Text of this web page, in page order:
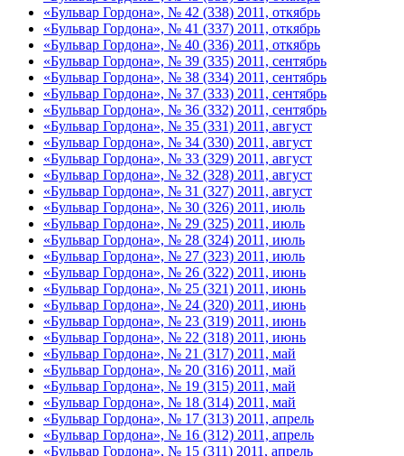
«Бульвар Гордона», № 42 (338) 2011, откябрь
«Бульвар Гордона», № 41 (337) 2011, откябрь
«Бульвар Гордона», № 40 (336) 2011, откябрь
«Бульвар Гордона», № 39 (335) 2011, сентябрь
«Бульвар Гордона», № 38 (334) 2011, сентябрь
«Бульвар Гордона», № 37 (333) 2011, сентябрь
«Бульвар Гордона», № 36 (332) 2011, сентябрь
«Бульвар Гордона», № 35 (331) 2011, август
«Бульвар Гордона», № 34 (330) 2011, август
«Бульвар Гордона», № 33 (329) 2011, август
«Бульвар Гордона», № 32 (328) 2011, август
«Бульвар Гордона», № 31 (327) 2011, август
«Бульвар Гордона», № 30 (326) 2011, июль
«Бульвар Гордона», № 29 (325) 2011, июль
«Бульвар Гордона», № 28 (324) 2011, июль
«Бульвар Гордона», № 27 (323) 2011, июль
«Бульвар Гордона», № 26 (322) 2011, июнь
«Бульвар Гордона», № 25 (321) 2011, июнь
«Бульвар Гордона», № 24 (320) 2011, июнь
«Бульвар Гордона», № 23 (319) 2011, июнь
«Бульвар Гордона», № 22 (318) 2011, июнь
«Бульвар Гордона», № 21 (317) 2011, май
«Бульвар Гордона», № 20 (316) 2011, май
«Бульвар Гордона», № 19 (315) 2011, май
«Бульвар Гордона», № 18 (314) 2011, май
«Бульвар Гордона», № 17 (313) 2011, апрель
«Бульвар Гордона», № 16 (312) 2011, апрель
«Бульвар Гордона», № 15 (311) 2011, апрель